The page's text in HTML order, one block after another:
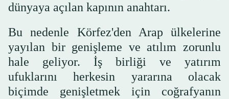
dünyaya açılan kapının anahtarı.
Bu nedenle Körfez'den Arap ülkelerine
yayılan bir genişleme ve atılım zorunlu
hale geliyor. İş birliği ve yatırım
ufuklarını herkesin yararına olacak
biçimde genişletmek için coğrafyanın